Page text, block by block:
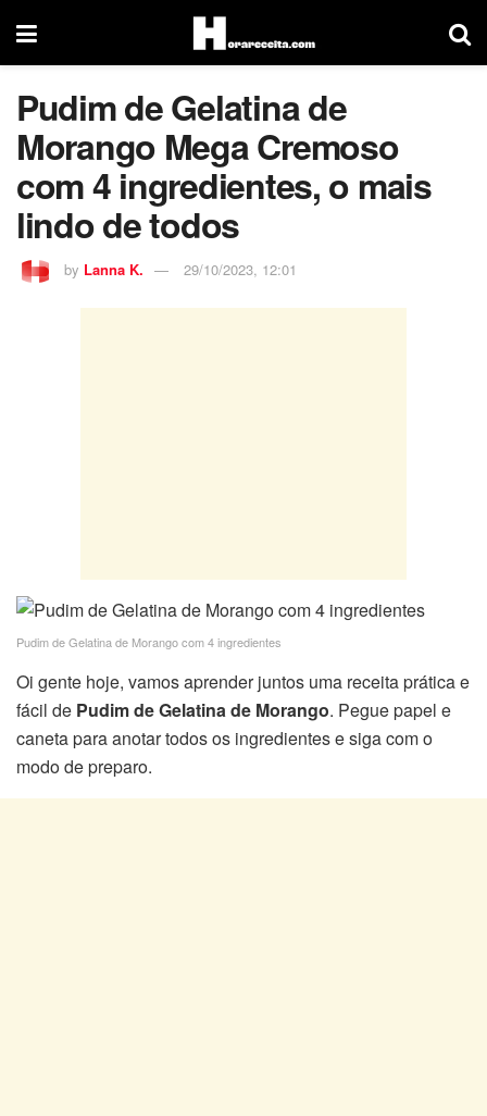
Pudim de Gelatina de
Morango Mega Cremoso
com 4 ingredientes, o mais
lindo de todos
by Lanna K. 29/10/2023, 12:01
Pudim de Gelatina de Morango com 4 ingredientes
Oi gente hoje, vamos aprender juntos uma receita prática e
fácil de Pudim de Gelatina de Morango. Pegue papel e
caneta para anotar todos os ingredientes e siga com o
modo de preparo.